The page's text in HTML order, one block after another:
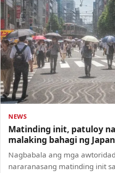
NEWS
Matinding init, patuloy
malaking bahagi ng Japan
Nagbabala ang mga
nararanasang matinding init